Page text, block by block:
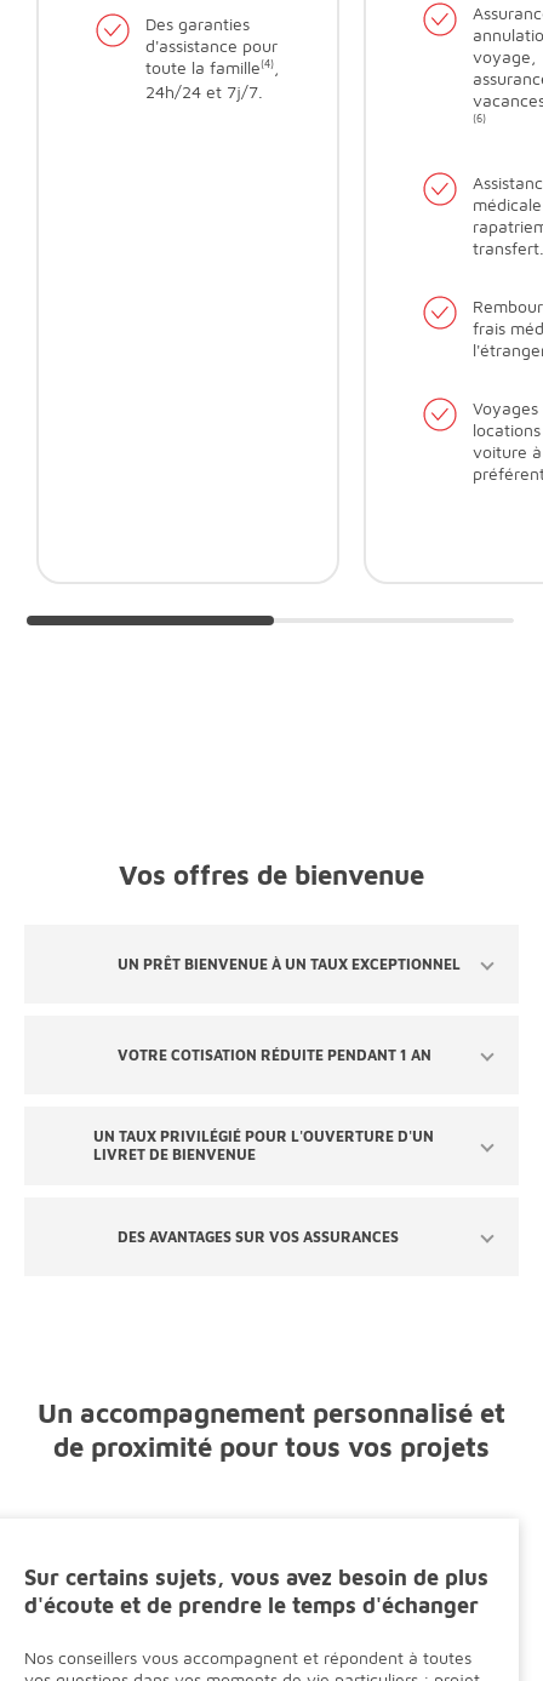
Des garanties
d'assistance pour
toute la famille(4)
24h/24 et 7j/7.
voyage,
(6)
médicale
transfert.
frais
voiture
Vos offres de bienvenue
UN PRÊT BIENVENUE À UN TAUX EXCEPTIONNEL
VOTRE COTISATION RÉDUITE PENDANT 1 AN
UN TAUX PRIVILÉGIÉ POUR L'OUVERTURE D'UN
LIVRET DE BIENVENUE
DES AVANTAGES SUR VOS ASSURANCES
Un accompagnement personnalisé et
de proximité pour tous vos projets
Sur certains sujets, vous avez besoin de plus
d'écoute et de prendre le temps d'échanger
Nos conseillers vous accompagnent et répondent à toutes